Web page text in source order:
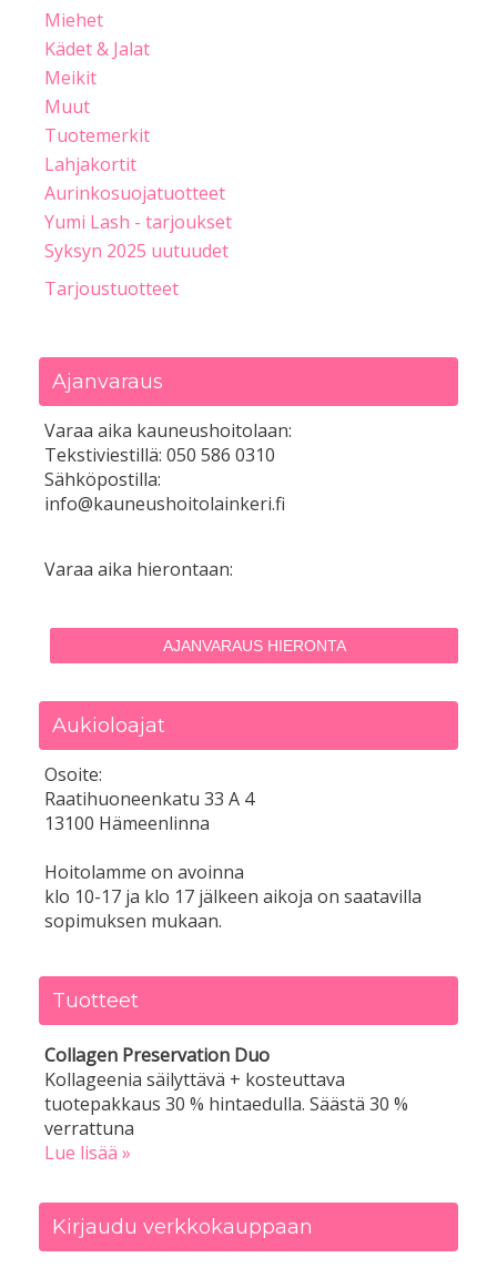
Miehet
Kädet & Jalat
Meikit
Muut
Tuotemerkit
Lahjakortit
Aurinkosuojatuotteet
Yumi Lash - tarjoukset
Syksyn 2025 uutuudet
Tarjoustuotteet
Ajanvaraus
Varaa aika kauneushoitolaan:
Tekstiviestillä: 050 586 0310
Sähköpostilla:
info@kauneushoitolainkeri.fi
Varaa aika hierontaan:
AJANVARAUS HIERONTA
Aukioloajat
Osoite:
Raatihuoneenkatu 33 A 4
13100 Hämeenlinna
Hoitolamme on avoinna
klo 10-17 ja klo 17 jälkeen aikoja on saatavilla
sopimuksen mukaan.
Tuotteet
Collagen Preservation Duo
Kollageenia säilyttävä + kosteuttava
tuotepakkaus 30 % hintaedulla. Säästä 30 %
verrattuna
Lue lisää »
Kirjaudu verkkokauppaan